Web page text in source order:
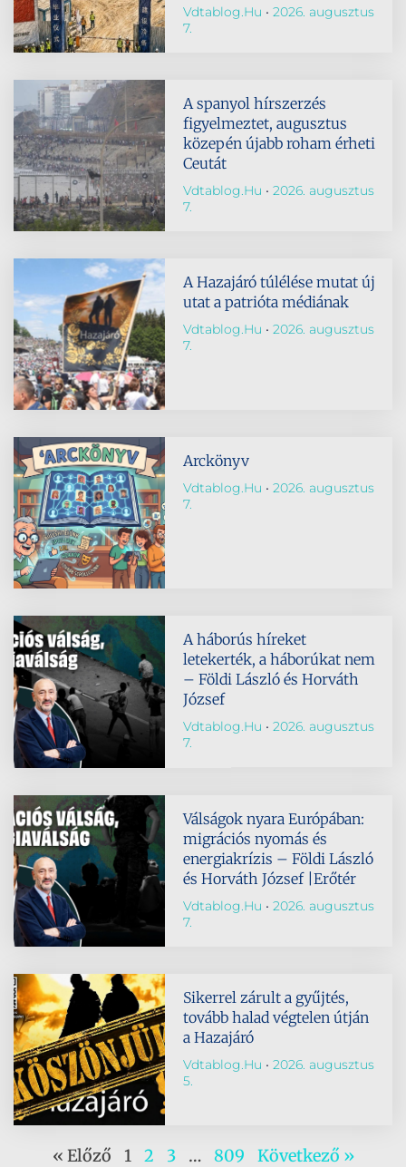
Vdtablog.hu
2026. augusztus
7.
A spanyol hírszerzés
figyelmeztet, augusztus
közepén újabb roham érheti
Ceutát
Vdtablog.hu
2026. augusztus
7.
A Hazajáró túlélése mutat új
utat a patrióta médiának
Vdtablog.hu
2026. augusztus
7.
Arckönyv
Vdtablog.hu
2026. augusztus
7.
A háborús híreket
letekerték, a háborúkat nem
– Földi László és Horváth
József
Vdtablog.hu
2026. augusztus
7.
Válságok nyara Európában:
migrációs nyomás és
energiakrízis – Földi László
és Horváth József |Erőtér
Vdtablog.hu
2026. augusztus
7.
Sikerrel zárult a gyűjtés,
tovább halad végtelen útján
a Hazajáró
Vdtablog.hu
2026. augusztus
5.
« Előző 1 2 3 … 809 Következő »